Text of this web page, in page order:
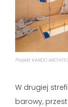
Projekt: KANDO
W drugiej
barowy,